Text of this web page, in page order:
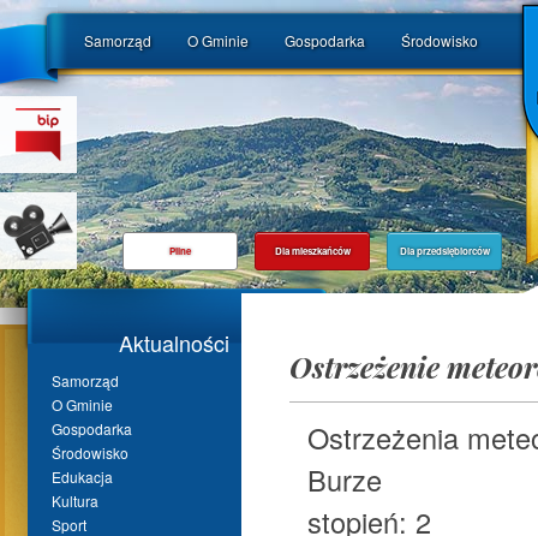
Samorząd O Gminie Gospodarka Środowisko
Pilne Dla mieszkańców Dla przedsiębiorców
Aktualności
Samorząd
O Gminie
Gospodarka
Środowisko
Edukacja
Kultura
Sport
Ostrzeżenie
Ostrzeżenia
Burze
stopień: 2